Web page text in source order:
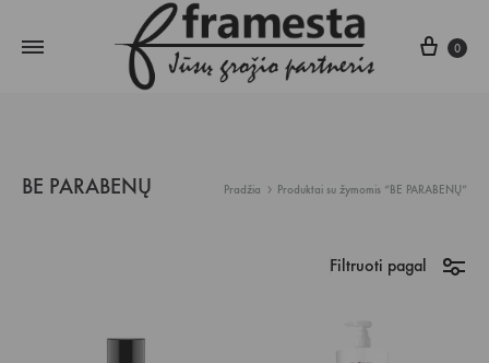
0
BE PARABENŲ Pradžia Produktai su žymomis “BE PARABENŲ”
Filtruoti pagal